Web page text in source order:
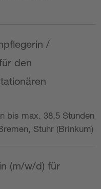
/
den
bis max. 38,5 Stunden
Stuhr (Brinkum)
(m/w/d) für